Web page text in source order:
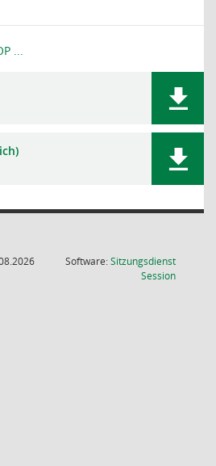
...
Software:Sitzungsdienst
Session(Wird in